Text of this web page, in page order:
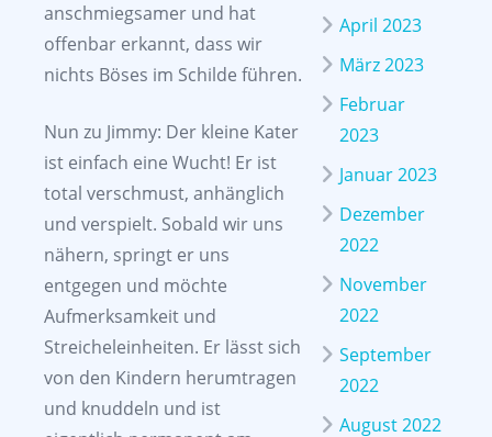
anschmiegsamer und hat
offenbar erkannt, dass wir
nichts Böses im Schilde führen.
Nun zu Jimmy: Der kleine Kater
ist einfach eine Wucht! Er ist
total verschmust, anhänglich
und verspielt. Sobald wir uns
nähern, springt er uns
entgegen und möchte
Aufmerksamkeit und
Streicheleinheiten. Er lässt sich
von den Kindern herumtragen
und knuddeln und ist
April 2023
März 2023
Februar
2023
Januar 2023
Dezember
2022
November
2022
September
2022
August 2022